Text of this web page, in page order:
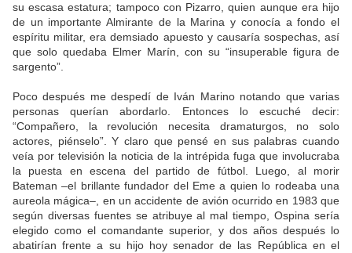
su escasa estatura; tampoco con Pizarro, quien aunque era hijo
de un importante Almirante de la Marina y conocía a fondo el
espíritu militar, era demsiado apuesto y causaría sospechas, así
que solo quedaba Elmer Marín, con su “insuperable figura de
sargento”.
Poco después me despedí de Iván Marino notando que varias
personas querían abordarlo. Entonces lo escuché decir:
“Compañero, la revolución necesita dramaturgos, no solo
actores, piénselo”. Y claro que pensé en sus palabras cuando
veía por televisión la noticia de la intrépida fuga que involucraba
la puesta en escena del partido de fútbol. Luego, al morir
Bateman –el brillante fundador del Eme a quien lo rodeaba una
aureola mágica–, en un accidente de avión ocurrido en 1983 que
según diversas fuentes se atribuye al mal tiempo, Ospina sería
elegido como el comandante superior, y dos años después lo
abatirían frente a su hijo hoy senador de las República en el